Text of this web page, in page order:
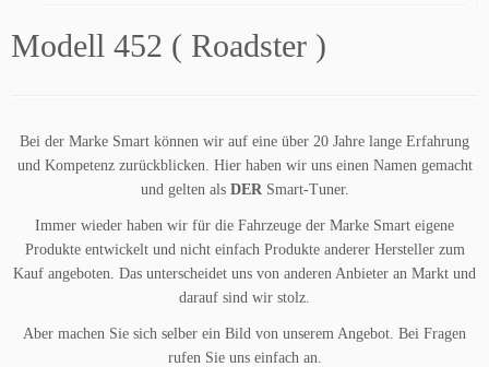
Modell 452 ( Roadster )
Bei der Marke Smart können wir auf eine über 20 Jahre lange Erfahrung
und Kompetenz zurückblicken. Hier haben wir uns einen Namen gemacht
und gelten als DERSmart-Tuner.
Immer wieder haben wir für die Fahrzeuge der Marke Smart eigene
Produkte entwickelt und nicht einfach Produkte anderer Hersteller zum
Kauf angeboten. Das unterscheidet uns von anderen Anbieter an Markt und
darauf sind wir stolz.
Aber machen Sie sich selber ein Bild von unserem Angebot. Bei Fragen
rufen Sie uns einfach an.